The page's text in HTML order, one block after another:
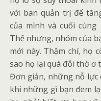
với ban quản trị để
của mình và cuối
Thế nhưng, nhóm của
mới này. Thậm chí, họ
sao họ lại quá đỗi thờ ơ
Đơn giản, những nỗ lực
khi những gì bạn đem